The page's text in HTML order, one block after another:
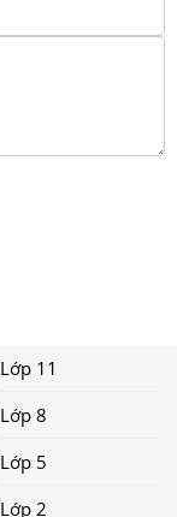
Lớp 11
Lớp 8
Lớp 5
Lớp 2